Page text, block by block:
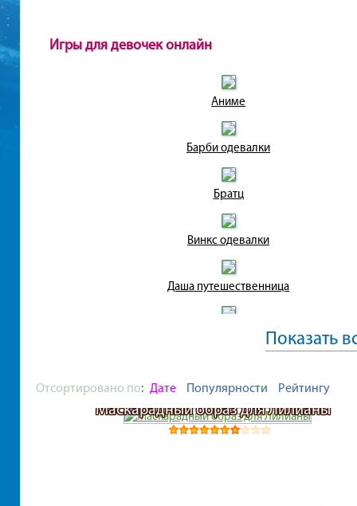
Игры для девочек онлайн
Аниме
Барби одевалки
Братц
Винкс одевалки
Даша путешественница
Кафе
Показать
Отсортировано по: Дате Популярности Рейтингу
Маскарадный образ для Лилианы